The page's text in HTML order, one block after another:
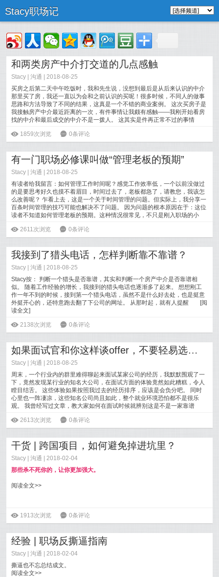
Stacy职场记
和两类房产中介打交道的几点感触
Stacy |沟通
| 2018-08-25
买房之后第二天中午吃饭时，我和先生说，没想到最后是从后来认识的中介
那里买了房，我还一直以为会和之前认识的买呢！很多时候，不同人的做事
思路和方法导致了不同的结果，这真是一个不错的商业案例。 这次买房子是
我接触房产中介最近距离的一次，有件事情让我颇有感触——我刚开始看房
找的中介和最后成交的中介不是一拨人。 这其实是件再正常不过的事情
ė 1859次浏览 6 0条评论
有一门职场必修课叫做“管理老板的预期”
Stacy |沟通
| 2018-08-25
有读者给我留言：如何管理工作时间呢？感觉工作效率低，一个以前没做过
的是要思考好久也摸不着眉目，时间过去了，老板都急了，请教您，我该怎
么改善呢？ 乍看上去，这是一个关于时间管理的问题。但实际上，我分享一
百条时间管理的技巧可能也解决不了问题。 因为问题的根本原因在于：这位
读者不知道如何管理老板的预期。这种情况很常见，不只是刚入职场的小
ė 2611次浏览 6 0条评论
我接到了猎头电话，怎样判断靠不靠谱？
Stacy |沟通
| 2018-08-25
Stacy按： 判断一个猎头是否靠谱，其实和判断一个房产中介是否靠谱相
似。 随着工作经验的增长，我接到的猎头电话也逐渐多了起来。 想想刚工
作一年不到的时候，接到第一个猎头电话，虽然不是什么好去处，也是挺意
外挺开心的，还特意跑去翻了下公司的网址。 从那时起，就有人提醒
[阅
读全文]
ė 2138次浏览 6 0条评论
如果面试官和你这样谈offer，不要轻易选择这家公司
Stacy |沟通
| 2018-08-25
周末，一个行业内的群里难得聊起来面试某家公司的经历，我默默围观了一
下，竟然发现某行业的知名大公司，在面试方面的体验竟然如此糟糕，令人
瞠目结舌。 这些体验如果按照我过去的经历排序，应该是会负分吧。 同时
心里也一阵凄凉，这些知名公司尚且如此，整个就业环境恐怕都不是很乐
观。 我曾经写过文章，教大家如何在面试时候就辨别这是不是一家靠谱
ė 2613次浏览 6 0条评论
干货 | 跨国项目，如何避免掉进坑里？
Stacy |沟通
| 2018-02-04
那些杀不死你的，让你更加强大。
阅读全文>>
ė 1913次浏览 6 0条评论
经验 | 职场反撕逼指南
Stacy |沟通
| 2018-02-04
撕逼也不忘总结成文。
阅读全文>>